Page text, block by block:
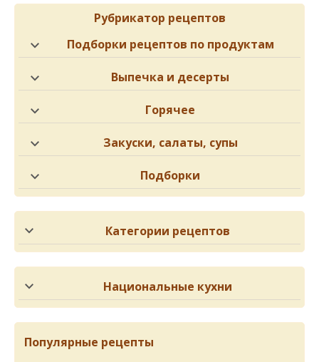
Рубрикатор рецептов
Подборки рецептов по продуктам
Выпечка и десерты
Горячее
Закуски, салаты, супы
Подборки
Категории рецептов
Национальные кухни
Популярные рецепты